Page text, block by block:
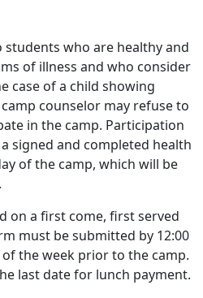
students who are healthy and
of illness and who consider
case of a child showing
counselor may refuse to
in the camp. Participation
signed and completed health
of the camp, which will be
on a first come, first served
must be submitted by 12:00
the week prior to the camp.
last date for lunch payment.